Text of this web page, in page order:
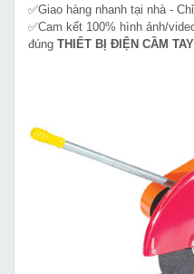
✅Giao hàng nhanh tại nhà -
✅Cam kết 100% hình ảnh/
đúng THIẾT BỊ ĐIỆN CẦM TAY